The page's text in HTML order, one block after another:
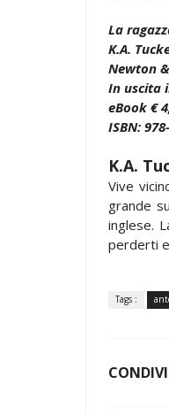
La
K.A.
Newton
In uscita
eBook €
ISBN:
K.A.
Vive
grande
inglese.
perderti
Tags :